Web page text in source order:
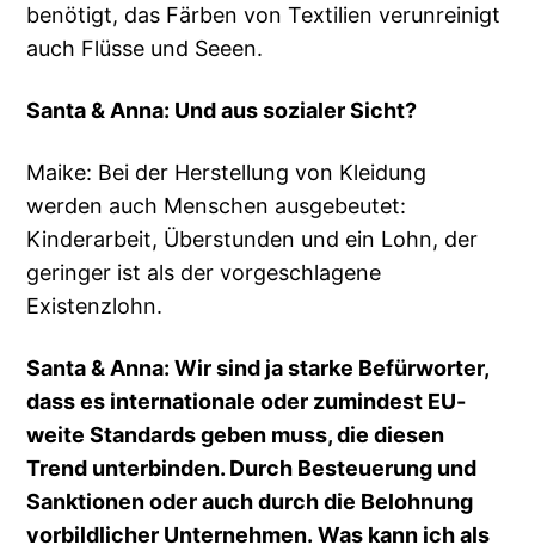
benötigt, das Färben von Textilien verunreinigt
auch Flüsse und Seeen.
Santa & Anna: Und aus sozialer Sicht?
Maike: Bei der Herstellung von Kleidung
werden auch Menschen ausgebeutet:
Kinderarbeit, Überstunden und ein Lohn, der
geringer ist als der vorgeschlagene
Existenzlohn.
Santa & Anna: Wir sind ja starke Befürworter,
dass es internationale oder zumindest EU-
weite Standards geben muss, die diesen
Trend unterbinden. Durch Besteuerung und
Sanktionen oder auch durch die Belohnung
vorbildlicher Unternehmen. Was kann ich als